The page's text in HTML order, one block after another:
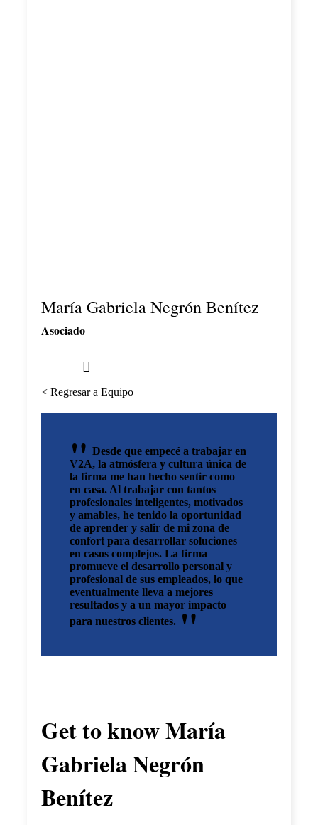
María Gabriela Negrón Benítez
Asociado
< Regresar a Equipo
Desde que empecé a trabajar en
V2A, la atmósfera y cultura única de
la firma me han hecho sentir como
en casa. Al trabajar con tantos
profesionales inteligentes, motivados
y amables, he tenido la oportunidad
de aprender y salir de mi zona de
confort para desarrollar soluciones
en casos complejos. La firma
promueve el desarrollo personal y
profesional de sus empleados, lo que
eventualmente lleva a mejores
resultados y a un mayor impacto
para nuestros clientes.
Get to knowMaría
Gabriela Negrón
Benítez